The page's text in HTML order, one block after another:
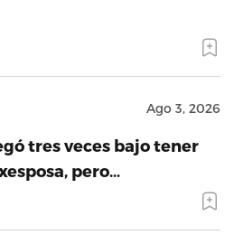
Ago 3, 2026
tres veces bajo tener
pero…